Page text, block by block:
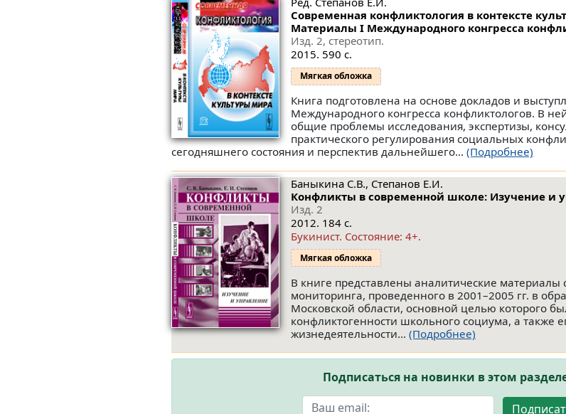
Современная конфликтология в контексте
Материалы I Международного конгресса
Изд. 2, стереотип.
2015. 590 с.
Мягкая обложка
Книга подготовлена на основе докладов и
Международного конгресса конфликтологов. В
общие проблемы исследования, экспертизы,
практического регулирования социальных
сегодняшнего состояния и перспектив дальнейшего... (Подробнее)
Баныкина С.В., Степанов Е.И.
Конфликты в современной школе: Изучение и
Изд. 2
2012. 184 с.
Букинист. Состояние: 4+.
Мягкая обложка
В книге представлены аналитические материалы
мониторинга, проведенного в 2001–2005 гг. в
Московской области, основной целью которого
конфликтогенности школьного социума, а также
жизнедеятельности... (Подробнее)
Подписаться на новинки в этом